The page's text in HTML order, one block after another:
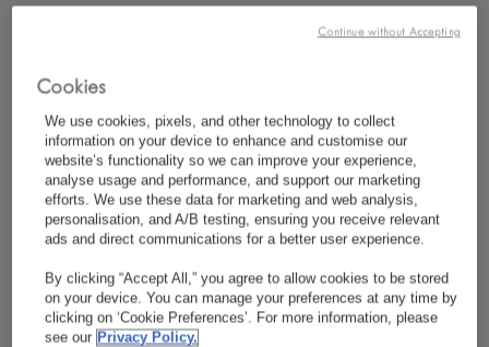
Nom*
Pays/Région*
Langue Préférée*
Cookies
We use cookies, pixels, and other technology to collect
information on your device to enhance and customise our
website’s functionality so we can improve your experience,
analyse usage and performance, and support our marketing
efforts. We use these data for marketing and web analysis,
personalisation, and A/B testing, ensuring you receive relevant
ads and direct communications for a better user experience.
By clicking “Accept All,” you agree to allow cookies to be stored
on your device. You can manage your preferences at any time by
clicking on ‘Cookie Preferences’. For more information, please
see our Privacy Policy.
Continue without Accepting